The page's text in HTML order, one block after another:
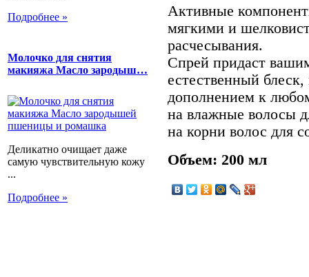
Подробнее »
Молочко для снятия
макияжа Масло зародыш…
Деликатно очищает даже
самую чувствительную кожу
...
Подробнее »
Активные
мягкими и
расчесывания.
Спрей придаст
естественный
дополнением к
на влажные волосы
на корни волос для
Объем: 200 мл